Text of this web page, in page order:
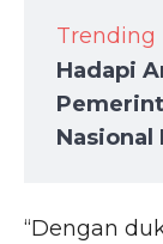
Trending
Hadapi
Nasional
“Dengan